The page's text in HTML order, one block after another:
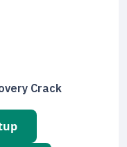
Crack